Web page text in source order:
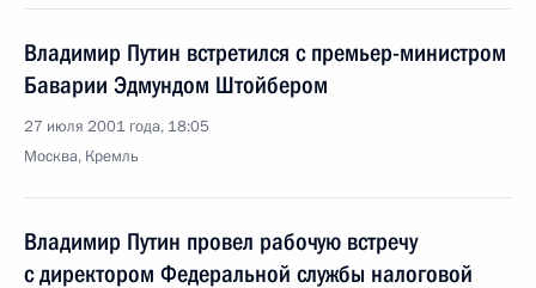
Владимир Путин встретился с премьер-министром
Баварии Эдмундом Штойбером
27 июля 2001 года, 18:05
Москва, Кремль
Владимир Путин провел рабочую встречу
с директором Федеральной службы налоговой